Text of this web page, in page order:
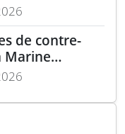
de contre-
Marine